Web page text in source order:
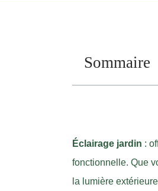
Sommaire
Éclairage jardin :
fonctionnelle. Que
la lumière